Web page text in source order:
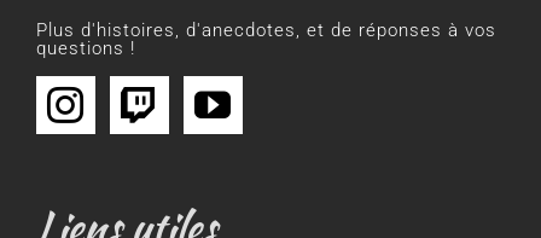
Plus d'histoires, d'anecdotes, et de réponses à vos
questions !